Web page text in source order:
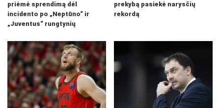
priėmė sprendimą dėl
incidento po „Neptūno“ ir
„Juventus“ rungtynių
prekybą pasiekė narysčių
rekordą